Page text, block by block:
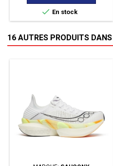
performances et sans effort !
base
 En stock
16 AUTRES PRODUITS